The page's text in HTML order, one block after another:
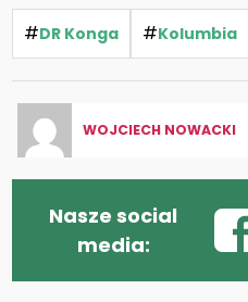
#DR Konga #Kolumbia
WOJCIECH NOWACKI
Nasze social
media: